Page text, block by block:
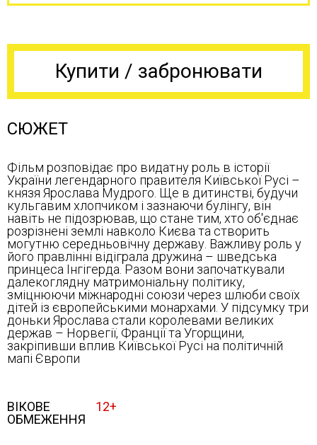
Купити / забронювати
СЮЖЕТ
Фільм розповідає про видатну роль в історії
України легендарного правителя Київської Русі –
князя Ярослава Мудрого. Ще в дитинстві, будучи
кульгавим хлопчиком і зазнаючи булінгу, він
навіть не підозрював, що стане тим, хто об'єднає
розрізнені землі навколо Києва та створить
могутню середньовічну державу. Важливу роль у
його правлінні відіграла дружина – шведська
принцеса Інгігерда. Разом вони започаткували
далекоглядну матримоніальну політику,
зміцнюючи міжнародні союзи через шлюби своїх
дітей із європейськими монархами. У підсумку три
доньки Ярослава стали королевами великих
держав – Норвегії, Франції та Угорщини,
закріпивши вплив Київської Русі на політичній
мапі Європи
ВІКОВЕ
ОБМЕЖЕННЯ
12+